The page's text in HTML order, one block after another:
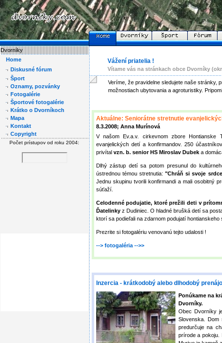
Vážení priatelia !
Vítame vás na stránkach obce Dvorníky
Veríme, že pravidelne sledujete naše stránky,
možnostiach ubytovania a agroturistiky.
Aktuálne: Seniorátne stretnutie
8.3.2008; Anna Murínová
V našom Ev.a.v. cirkevnom zbore Hontianske
evanjelických detí a konfirmandov. 250
privítal vzn. b. senior HS Miroslav Dubeka
Dlhý zástup detí sa potom presunul do
ústrednou témou stretnutia:"Chráň si svoje
Jednu skupinu tvorili konfirmandi a mali osobitný
súťaží.
Celodenné podujatie, ktoré prežili deti v
Ďatelinkyz Dudiniec. O hladné brušká detí sa
ktorí sa podieľali na zdarnom podujatí
Prezrite si fotogalériu venovanú tejto udalosti !
--> fotogaléria -->>
Inzercia - krátkodobý alebo dlhodobý
Ponúkame na
Dvorníky.
Obec Dvorníky
Slovenska.
predurčuje na
prírode a pokoju.